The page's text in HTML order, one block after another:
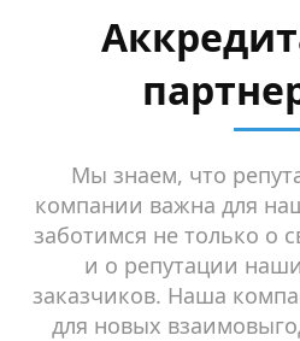
Мы знаем, что
компании важна для
заботимся не только о
и о репутации
заказчиков. Наша
для новых